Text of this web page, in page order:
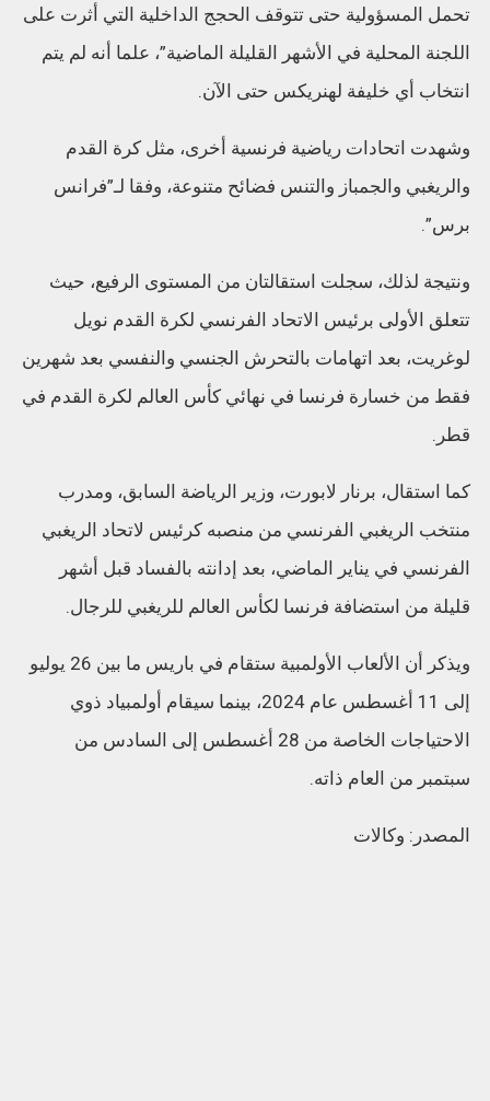
تحمل المسؤولية حتى تتوقف الحجج الداخلية التي أثرت على
اللجنة المحلية في الأشهر القليلة الماضية”، علما أنه لم يتم
انتخاب أي خليفة لهنريكس حتى الآن.
وشهدت اتحادات رياضية فرنسية أخرى، مثل كرة القدم
والريغبي والجمباز والتنس فضائح متنوعة، وفقا لـ”فرانس
برس”.
ونتيجة لذلك، سجلت استقالتان من المستوى الرفيع، حيث
تتعلق الأولى برئيس الاتحاد الفرنسي لكرة القدم نويل
لوغريت، بعد اتهامات بالتحرش الجنسي والنفسي بعد شهرين
فقط من خسارة فرنسا في نهائي كأس العالم لكرة القدم في
قطر.
كما استقال، برنار لابورت، وزير الرياضة السابق، ومدرب
منتخب الريغبي الفرنسي من منصبه كرئيس لاتحاد الريغبي
الفرنسي في يناير الماضي، بعد إدانته بالفساد قبل أشهر
قليلة من استضافة فرنسا لكأس العالم للريغبي للرجال.
ويذكر أن الألعاب الأولمبية ستقام في باريس ما بين 26 يوليو
إلى 11 أغسطس عام 2024، بينما سيقام أولمبياد ذوي
الاحتياجات الخاصة من 28 أغسطس إلى السادس من
سبتمبر من العام ذاته.
المصدر: وكالات